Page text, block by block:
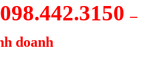
098.442.3150–
doanh